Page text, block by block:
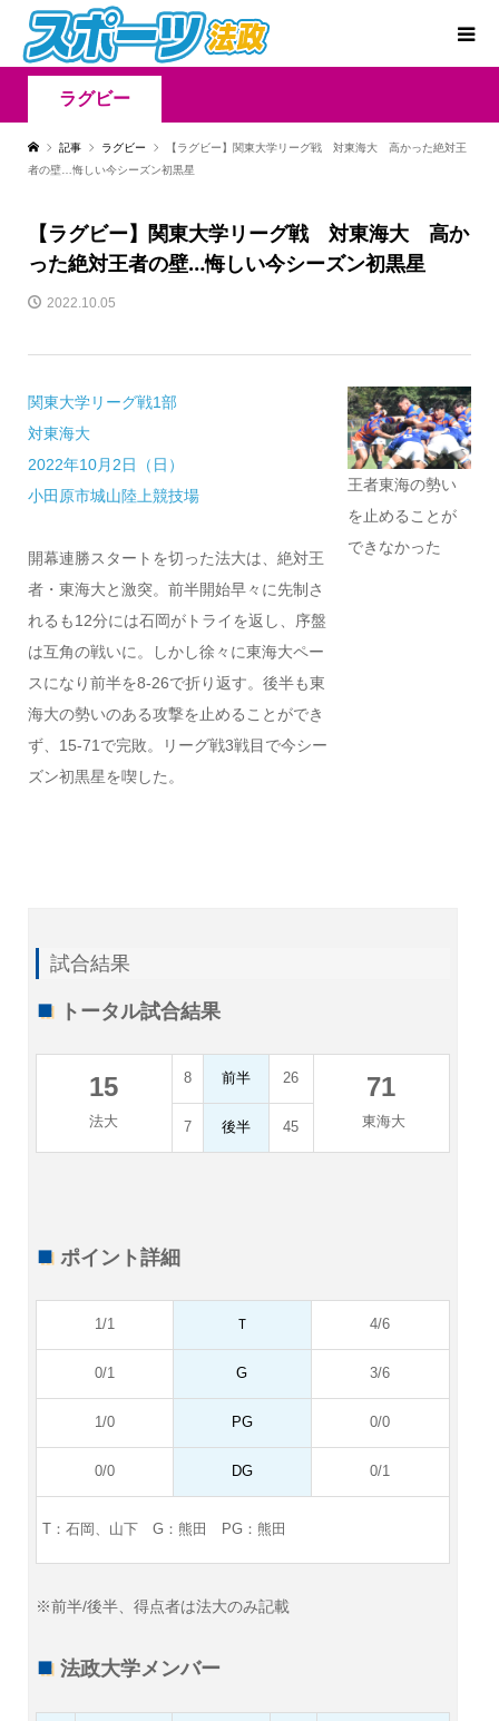
ラグビー
記事 ラグビー
【ラグビー】関東大学リーグ戦 対東海大 高かった絶対王
者の壁…悔しい今シーズン初黒星
【ラグビー】関東大学リーグ戦 対東海大 高か
った絶対王者の壁…悔しい今シーズン初黒星
2022.10.05
関東大学リーグ戦1部
対東海大
2022年10月2日（日）
小田原市城山陸上競技場
開幕連勝スタートを切った法大は、絶対王
者・東海大と激突。前半開始早々に先制さ
れるも12分には石岡がトライを返し、序盤
は互角の戦いに。しかし徐々に東海大ペー
スになり前半を8-26で折り返す。後半も東
海大の勢いのある攻撃を止めることができ
ず、15-71で完敗。リーグ戦3戦目で今シー
ズン初黒星を喫した。
王者東海の勢い
を止めることが
できなかった
試合結果
トータル試合結果
15
法大
8 前半 26 71
東海大
7 後半 45
ポイント詳細
1/1 Ｔ 4/6
0/1 G 3/6
1/0 PG 0/0
0/0 DG 0/1
T：石岡、山下 G：熊田 PG：熊田
※前半/後半、得点者は法大のみ記載
法政大学メンバー